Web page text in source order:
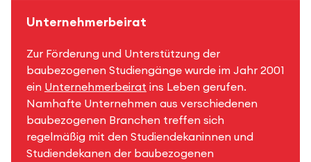
Unternehmerbeirat
Zur Förderung und Unterstützung der
baubezogenen Studiengänge wurde im Jahr 2001
ein Unternehmerbeirat ins Leben gerufen.
Namhafte Unternehmen aus verschiedenen
baubezogenen Branchen treffen sich
regelmäßig mit den Studiendekaninnen und
Studiendekanen der baubezogenen